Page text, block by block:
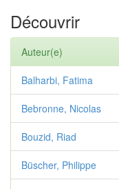
Découvrir
Auteur(e)
Balharbi, Fatima
Bebronne, Nicolas
Bouzid, Riad
Büscher, Philippe